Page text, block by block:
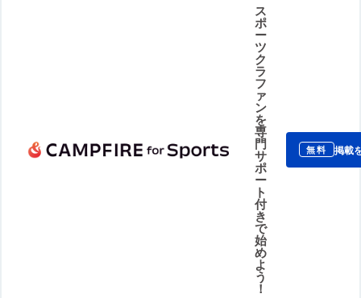
ス
ポ
ー
ツ
ク
ラ
フ
ァ
ン
を
専
門
サ
ポ
ー
ト
付
き
で
始
め
よ
う
！
無料 掲載